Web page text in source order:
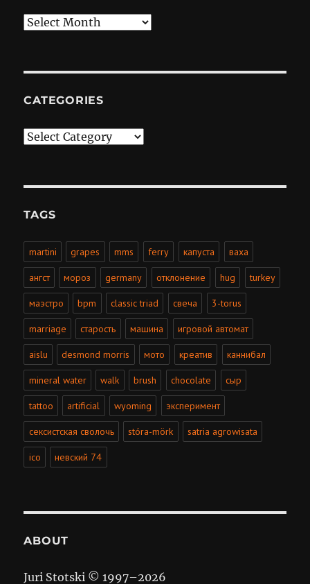
Archives
CATEGORIES
Categories
TAGS
martini grapes mms ferry капуста ваха
ангст мороз germany отклонение hug turkey
маэстро bpm classic triad свеча 3-torus
marriage старость машина игровой автомат
aislu desmond morris мото креатив каннибал
mineral water walk brush chocolate сыр
tattoo artificial wyoming эксперимент
сексистская сволочь stóra-mörk satria agrowisata
ico невский 74
ABOUT
Juri Stotski © 1997–2026